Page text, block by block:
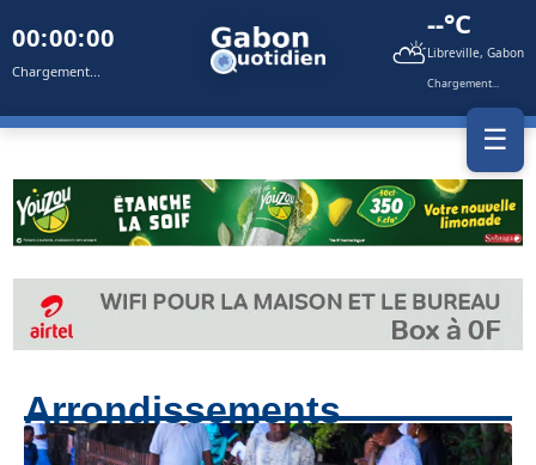
00:00:00
Chargement... ⛅
--°C
Libreville, Gabon
Chargement...
☰
Arrondissements